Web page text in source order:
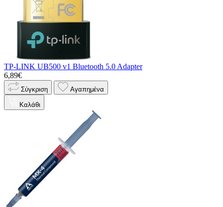
TP-LINK UB500 v1 Bluetooth 5.0 Adapter
6,89€
Σύγκριση Αγαπημένα
Καλάθι